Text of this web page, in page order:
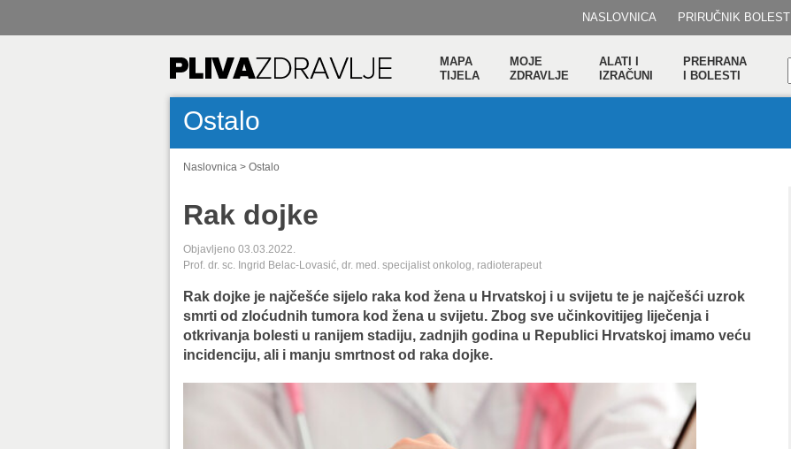
NASLOVNICA PRIRUČNIK BOLESTI
MAPA
TIJELA
MOJE
ZDRAVLJE
ALATI I
IZRAČUNI
PREHRANA
I BOLESTI
Ostalo
Naslovnica > Ostalo
Rak dojke
Objavljeno 03.03.2022.
Prof. dr. sc. Ingrid Belac-Lovasić, dr. med. specijalist onkolog, radioterapeut
Rak dojke je najčešće sijelo raka kod žena u Hrvatskoj i u svijetu te je najčešći uzrok
smrti od zloćudnih tumora kod žena u svijetu. Zbog sve učinkovitijeg liječenja i
otkrivanja bolesti u ranijem stadiju, zadnjih godina u Republici Hrvatskoj imamo veću
incidenciju, ali i manju smrtnost od raka dojke.